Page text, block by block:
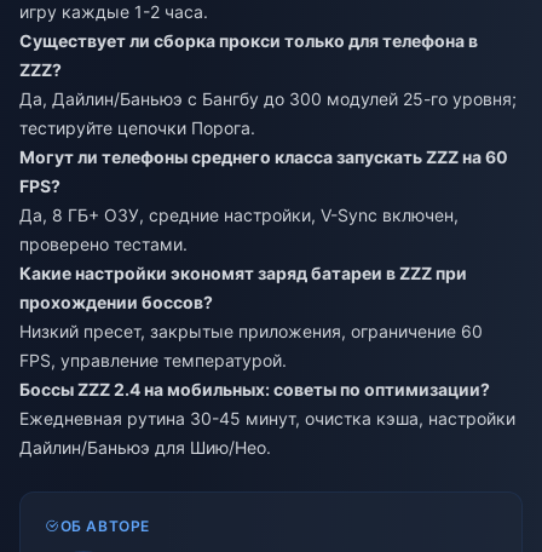
игру каждые 1-2 часа.
Существует ли сборка прокси только для телефона в
ZZZ?
Да, Дайлин/Баньюэ с Бангбу до 300 модулей 25-го уровня;
тестируйте цепочки Порога.
Могут ли телефоны среднего класса запускать ZZZ на 60
FPS?
Да, 8 ГБ+ ОЗУ, средние настройки, V-Sync включен,
проверено тестами.
Какие настройки экономят заряд батареи в ZZZ при
прохождении боссов?
Низкий пресет, закрытые приложения, ограничение 60
FPS, управление температурой.
Боссы ZZZ 2.4 на мобильных: советы по оптимизации?
Ежедневная рутина 30-45 минут, очистка кэша, настройки
Дайлин/Баньюэ для Шию/Нео.
ОБ АВТОРЕ